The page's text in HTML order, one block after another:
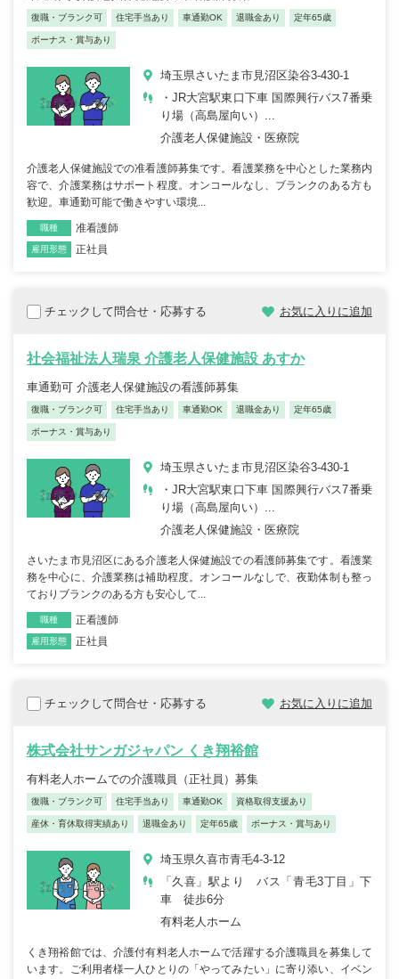
復職・ブランク可 住宅手当あり 車通勤OK 退職金あり 定年65歳
ボーナス・賞与あり
埼玉県さいたま市見沼区染谷3-430-1
・JR大宮駅東口下車 国際興行バス7番乗
り場（高島屋向い）...
介護老人保健施設・医療院
介護老人保健施設での准看護師募集です。看護業務を中心とした業務内
容で、介護業務はサポート程度。オンコールなし、ブランクのある方も
歓迎。車通勤可能で働きやすい環境...
職種 准看護師
雇用形態 正社員
チェックして問合せ・応募する お気に入りに追加
社会福祉法人瑞泉 介護老人保健施設 あすか
車通勤可 介護老人保健施設の看護師募集
復職・ブランク可 住宅手当あり 車通勤OK 退職金あり 定年65歳
ボーナス・賞与あり
埼玉県さいたま市見沼区染谷3-430-1
・JR大宮駅東口下車 国際興行バス7番乗
り場（高島屋向い）...
介護老人保健施設・医療院
さいたま市見沼区にある介護老人保健施設での看護師募集です。看護業
務を中心に、介護業務は補助程度。オンコールなしで、夜勤体制も整っ
ておりブランクのある方も安心して...
職種 正看護師
雇用形態 正社員
チェックして問合せ・応募する お気に入りに追加
株式会社サンガジャパン くき翔裕館
有料老人ホームでの介護職員（正社員）募集
復職・ブランク可 住宅手当あり 車通勤OK 資格取得支援あり
産休・育休取得実績あり 退職金あり 定年65歳 ボーナス・賞与あり
埼玉県久喜市青毛4-3-12
「久喜」駅より バス「青毛3丁目」下
車 徒歩6分
有料老人ホーム
くき翔裕館では、介護付有料老人ホームで活躍する介護職員を募集して
います。ご利用者様一人ひとりの「やってみたい」に寄り添い、イベン